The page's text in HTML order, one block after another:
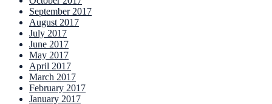
September 2017
August 2017
July 2017
June 2017
May 2017
April 2017
March 2017
February 2017
January 2017